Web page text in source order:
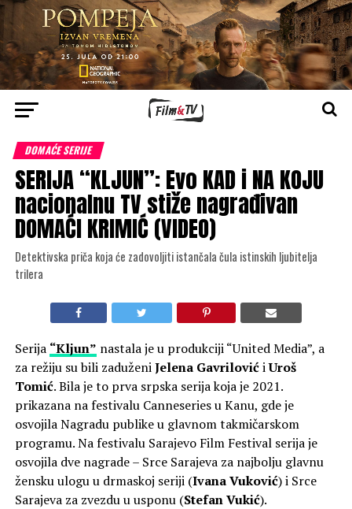
DOMAĆE SERIJE
SERIJA “KLJUN”: Evo KAD i NA KOJU
nacionalnu TV stiže nagrađivan
DOMAĆI KRIMIĆ (VIDEO)
Detektivska priča koja će zadovoljiti istančala čula istinskih ljubitelja
trilera
Serija “Kljun” nastala je u produkciji “United Media”, a
za režiju su bili zaduženiJelena GavrilovićiUroš
Tomić. Bila je to prva srpska serija koja je 2021.
prikazana na festivalu Canneseries u Кanu, gde je
osvojila Nagradu publike u glavnom takmičarskom
programu. Na festivalu Sarajevo Film Festival serija je
osvojila dve nagrade – Srce Sarajeva za najbolju glavnu
žensku ulogu u drmaskoj seriji (Ivana Vuković) i Srce
Sarajeva za zvezdu u usponu (Stefan Vukić).